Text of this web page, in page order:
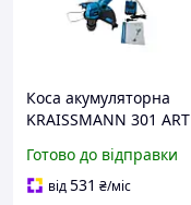
Коса акумуляторна
KRAISSMANN 301 ART
мАг та зарядний
пристрій)
Готово до відправки
від531 ₴/міс